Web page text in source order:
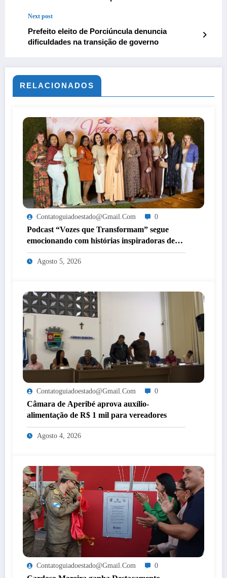
Next post
Prefeito eleito de Porciúncula denuncia
dificuldades na transição de governo
RELACIONADOS
Contatoguiadoestado@gmail.com 0
Podcast “Vozes que Transformam” segue
emocionando com histórias inspiradoras de
mulheres de Itaperuna
Agosto 5, 2026
Contatoguiadoestado@gmail.com 0
Câmara de Aperibé aprova auxílio-
alimentação de R$ 1 mil para vereadores
Agosto 4, 2026
Contatoguiadoestado@gmail.com 0